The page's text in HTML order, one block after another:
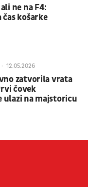
ne na F4:
košarke
12.05.2026
zatvorila vrata
čovek
ulazi na majstoricu